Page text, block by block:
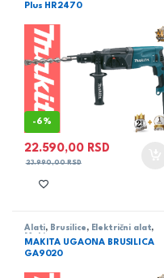
Plus HR2470
-6%
22.590,00 RSD
23.990,00RSD
Alati, Brusilice , Električni alat,
MAKITA UGAONA BRUSILICA
GA9020